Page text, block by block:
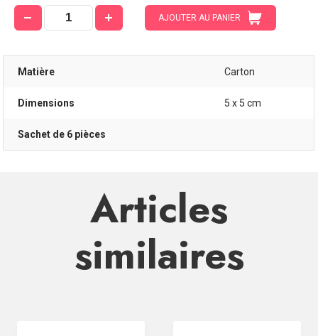
AJOUTER AU PANIER
Matière Carton
Dimensions 5 x 5 cm
Sachet de 6 pièces
Articles
similaires